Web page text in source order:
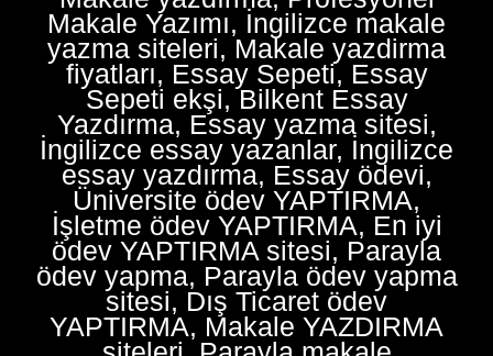
Makale Yazımı, İngilizce makale
yazma siteleri, Makale yazdirma
fiyatları, Essay Sepeti, Essay
Sepeti ekşi, Bilkent Essay
Yazdırma, Essay yazma sitesi,
İngilizce essay yazanlar, İngilizce
essay yazdırma, Essay ödevi,
Üniversite ödev YAPTIRMA,
İşletme ödev YAPTIRMA, En iyi
ödev YAPTIRMA sitesi, Parayla
ödev yapma, Parayla ödev yapma
sitesi, Dış Ticaret ödev
YAPTIRMA, Makale YAZDIRMA